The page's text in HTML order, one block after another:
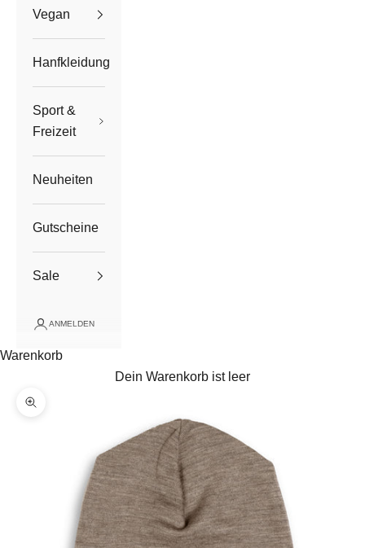
Vegan
Hanfkleidung
Sport &
Freizeit
Neuheiten
Gutscheine
Sale
ANMELDEN
Warenkorb
Dein Warenkorb ist leer
Bild vergrößern